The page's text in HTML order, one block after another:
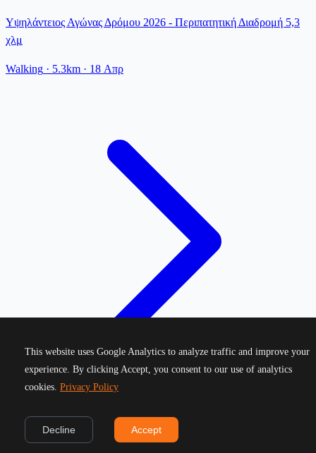
Υψηλάντειος Αγώνας Δρόμου 2026 - Περιπατητική Διαδρομή 5,3
χλμ
Walking · 5.3km · 18 Απρ
2026Greek Running Events. All rights reserved.
This website uses Google Analytics to analyze traffic and improve your
experience. By clicking Accept, you consent to our use of analytics
cookies. Privacy Policy
Decline Accept